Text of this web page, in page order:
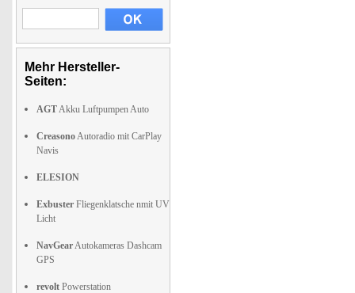
Mehr Hersteller-
Seiten:
AGTAkku Luftpumpen Auto
CreasonoAutoradio mit CarPlay
Navis
ELESION
Exbuster Fliegenklatsche nmit UV
Licht
NavGearAutokameras Dashcam
GPS
revolt Powerstation